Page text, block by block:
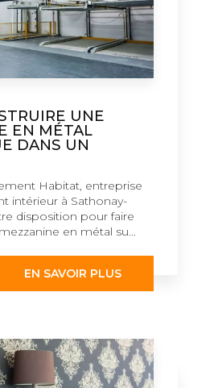
UNE
EN MÉTAL
DANS UN
Habitat, entreprise
intérieur à Sathonay-
disposition pour faire
en métal su...
EN SAVOIR PLUS